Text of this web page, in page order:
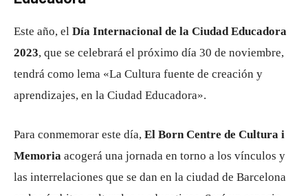
Este año, el Día Internacional de la Ciudad Educadora
2023, que se celebrará el próximo día 30 de noviembre,
tendrá como lema «La Cultura fuente de creación y
aprendizajes, en la Ciudad Educadora».
Para conmemorar este día, El Born Centre de Cultura i
Memoria acogerá una jornada en torno a los vínculos y
las interrelaciones que se dan en la ciudad de Barcelona